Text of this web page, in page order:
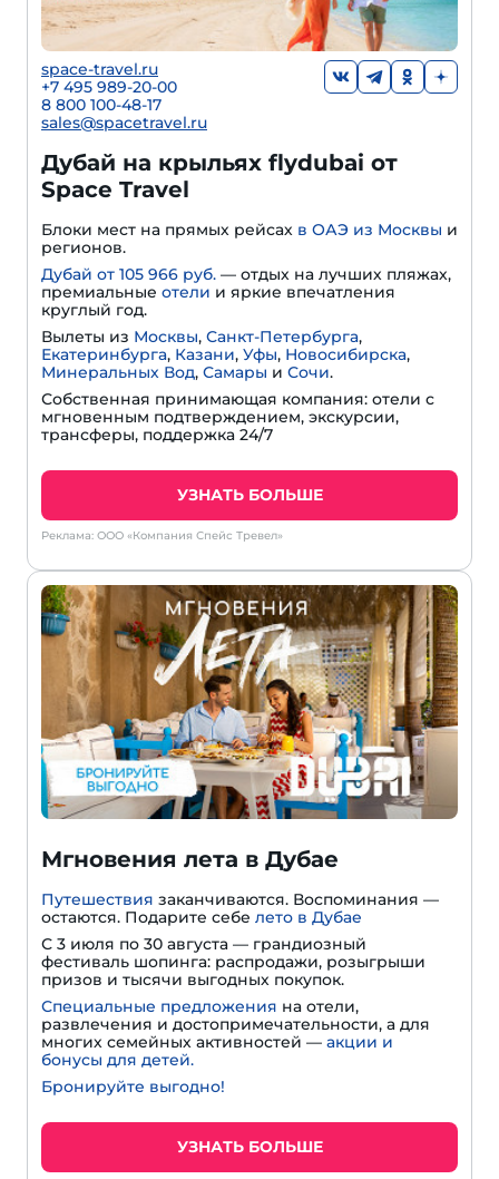
space-travel.ru
+7 495 989-20-00
8 800 100-48-17
sales@spacetravel.ru
Дубай на крыльях flydubai от
Space Travel
Блоки мест на прямых рейсах в ОАЭ из Москвы и
регионов.
Дубай от 105 966 руб. — отдых на лучших пляжах,
премиальные отели и яркие впечатления
круглый год.
Вылеты из Москвы, Санкт-Петербурга,
Екатеринбурга, Казани, Уфы, Новосибирска,
Минеральных Вод, Самары и Сочи.
Собственная принимающая компания: отели с
мгновенным подтверждением, экскурсии,
трансферы, поддержка 24/7
УЗНАТЬ БОЛЬШЕ
Реклама: ООО «Компания Спейс Тревел»
Мгновения лета в Дубае
Путешествия заканчиваются. Воспоминания —
остаются. Подарите себе лето в Дубае
С 3 июля по 30 августа — грандиозный
фестиваль шопинга: распродажи, розыгрыши
призов и тысячи выгодных покупок.
Специальные предложения на отели,
развлечения и достопримечательности, а для
многих семейных активностей — акции и
бонусы для детей.
Бронируйте выгодно!
УЗНАТЬ БОЛЬШЕ